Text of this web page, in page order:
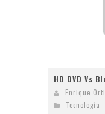
HD DVD Vs
Enrique
Tecnologí­a